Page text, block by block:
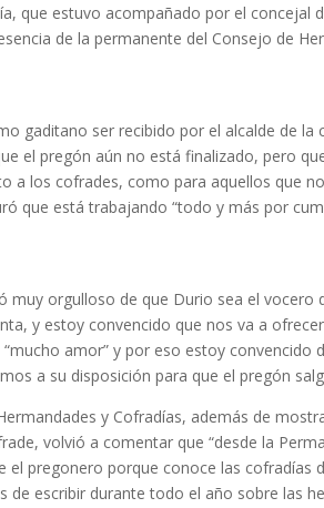
que estuvo acompañado por el concejal
de la permanente del Consejo de
gaditano ser recibido por el alcalde de la
el pregón aún no está finalizado, pero
a los cofrades, como para aquellos que
que está trabajando “todo y más por
muy orgulloso de que Durio sea el vocero
y estoy convencido que nos va a
amor” y por eso estoy convencido
a su disposición para que el pregón
y Cofradías, además de
volvió a comentar que “desde la
pregonero porque conoce las cofradías
escribir durante todo el año sobre las